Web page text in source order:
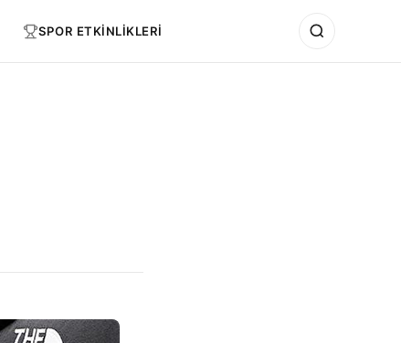
SPOR ETKİNLİKLERİ